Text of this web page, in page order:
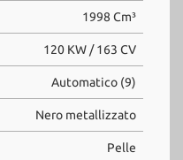
1998 Cm³
120 KW / 163 CV
Automatico (9)
Nero metallizzato
Pelle